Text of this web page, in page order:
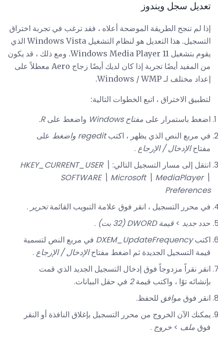
تعديل سجل ويندوز
إذا لم تنجح الطريقة الموضحة أعلاه ، فقد ترغب في تجربة اختراق
التسجيل. هذا التعديل هو لنظام التشغيل Windows Vista الذي
يقوم بتشغيل Windows Media Player 11. ومع ذلك ، قد يكون
من المفيد أيضًا تجربة إذا كان لديك أيضًا زجاج Aero معطلاً على
إعداد مختلف لـ Windows / WMP.
لتطبيق الاختراق ، اتبع الخطوات التالية:
اضغط باستمرار على مفتاح Windows واضغط علىR.
في مربع النص الذي يظهر ، اكتبregedit واضغط
على
مفتاحالإدخال / الإرجاع .
انتقل إلى مسار التسجيل التالي: HKEY_CURRENT_USER \
SOFTWARE \ Microsoft \ MediaPlayer \
Preferences
في محرر التسجيل ، انقر فوق علامة التبويب القائمةتحرير .
حدد جديد > قيمة DWORD (32 بت)
.
اكتبDXEM_UpdateFrequency في مربع النص لتسمية
قيمة التسجيل الجديدة ثم اضغط مفتاحالإدخال / الإرجاع .
انقر نقراً مزدوجاً فوق إدخال التسجيل الجديد الذي قمت
بإنشائه توًا ، واكتب قيمة2 في حقل البيانات.
انقر فوق موافق للحفظ.
يمكنك الآن الخروج من محرر التسجيل بإغلاق النافذة أو النقر
فوق ملف > خروج .